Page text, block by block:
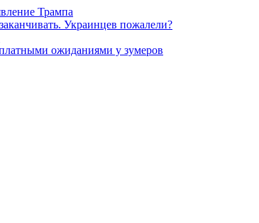
Трампа
Украинцев пожалели?
ожиданиями у зумеров